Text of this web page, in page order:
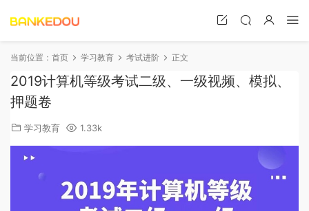
当前位置： 首页 学习教育 考试进阶 正文
2019计算机等级考试二级、一级视频、模拟、
押题卷
学习教育 1.33k